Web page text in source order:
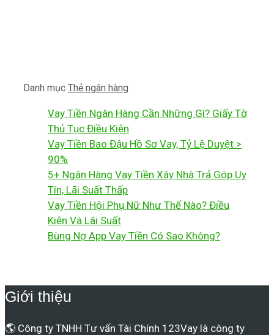
Danh mục Thẻ ngân hàng
Vay Tiền Ngân Hàng Cần Những Gì? Giấy Tờ
Thủ Tục Điều Kiện
Vay Tiền Bao Đậu Hồ Sơ Vay, Tỷ Lệ Duyệt >
90%
5+ Ngân Hàng Vay Tiền Xây Nhà Trả Góp Uy
Tín, Lãi Suất Thấp
Vay Tiền Hội Phụ Nữ Như Thế Nào? Điều
Kiện Và Lãi Suất
Bùng Nợ App Vay Tiền Có Sao Không?
Giới thiệu
🌎 Công ty TNHH Tư vấn Tài Chính 123Vay là công ty